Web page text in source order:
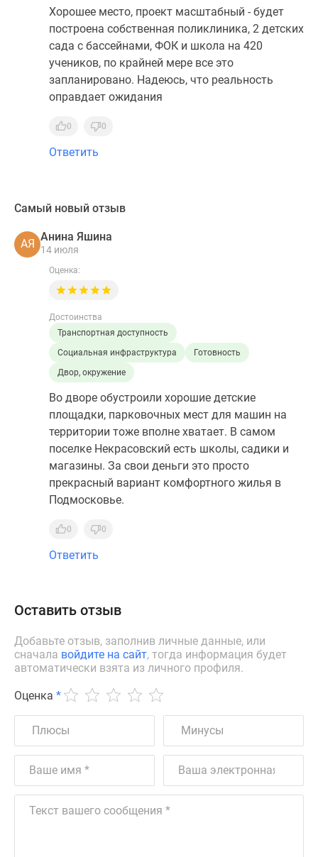
Хорошее место, проект масштабный - будет
построена собственная поликлиника, 2 детских
сада с бассейнами, ФОК и школа на 420
учеников, по крайней мере все это
запланировано. Надеюсь, что реальность
оправдает ожидания
0 0
Ответить
Самый новый отзыв
АЯ
Анина Яшина
14 июля
Оценка:
Достоинства
Транспортная доступность
Социальная инфраструктура
Готовность
Двор, окружение
Во дворе обустроили хорошие детские
площадки, парковочных мест для машин на
территории тоже вполне хватает. В самом
поселке Некрасовский есть школы, садики и
магазины. За свои деньги это просто
прекрасный вариант комфортного жилья в
Подмосковье.
0 0
Ответить
Оставить отзыв
Добавьте отзыв, заполнив личные данные, или
сначала войдите на сайт, тогда информация будет
автоматически взята из личного профиля.
Оценка *